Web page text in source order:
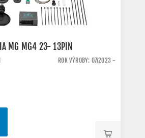
MG MG4 23- 13PIN
ROK VÝROBY: 07/2023 -